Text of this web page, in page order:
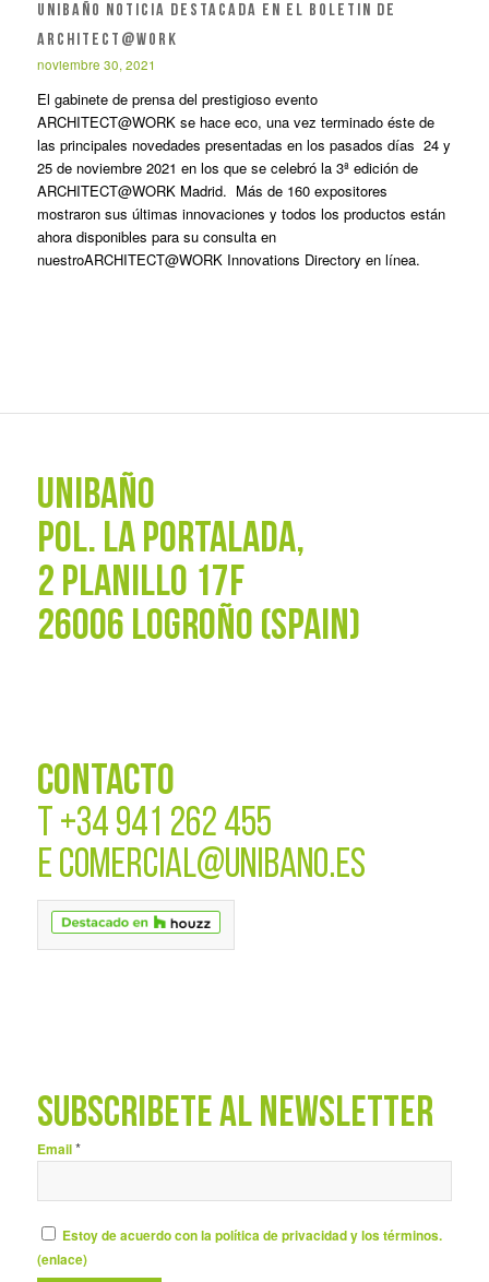
UNIBAÑO NOTICIA DESTACADA EN EL BOLETIN DE
ARCHITECT@WORK
noviembre 30, 2021
El gabinete de prensa del prestigioso evento
ARCHITECT@WORK se hace eco, una vez terminado éste de
las principales novedades presentadas en los pasados días 24 y
25 de noviembre 2021 en los que se celebró la 3ª edición de
ARCHITECT@WORK Madrid. Más de 160 expositores
mostraron sus últimas innovaciones y todos los productos están
ahora disponibles para su consulta en
nuestroARCHITECT@WORK Innovations Directory en línea.
UNIBAÑO
POL. La Portalada,
2 PLANILLO 17F
26006 LOGROÑO (SPAIN)
CONTACTO
T +34 941 262 455
E COMERCIAL@UNIBANO.ES
SUBSCRÍBETE AL NEWSLETTER
Email*
Estoy de acuerdo con la política de privacidad y los términos.
(enlace)